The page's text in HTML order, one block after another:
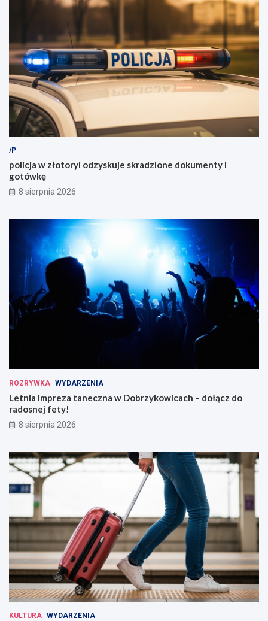
/P
policja w złotoryi odzyskuje skradzione dokumenty i
gotówkę
8 sierpnia 2026
ROZRYWKA WYDARZENIA
Letnia impreza taneczna w Dobrzykowicach – dołącz do
radosnej fety!
8 sierpnia 2026
KULTURA WYDARZENIA